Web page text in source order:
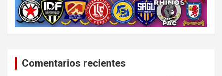
Comentarios recientes